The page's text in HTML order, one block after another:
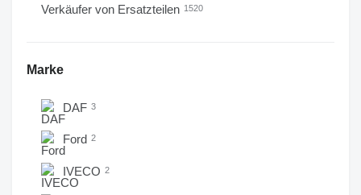
Verkäufer von Ersatzteilen 1520
Marke
DAF 3
Ford 2
IVECO 2